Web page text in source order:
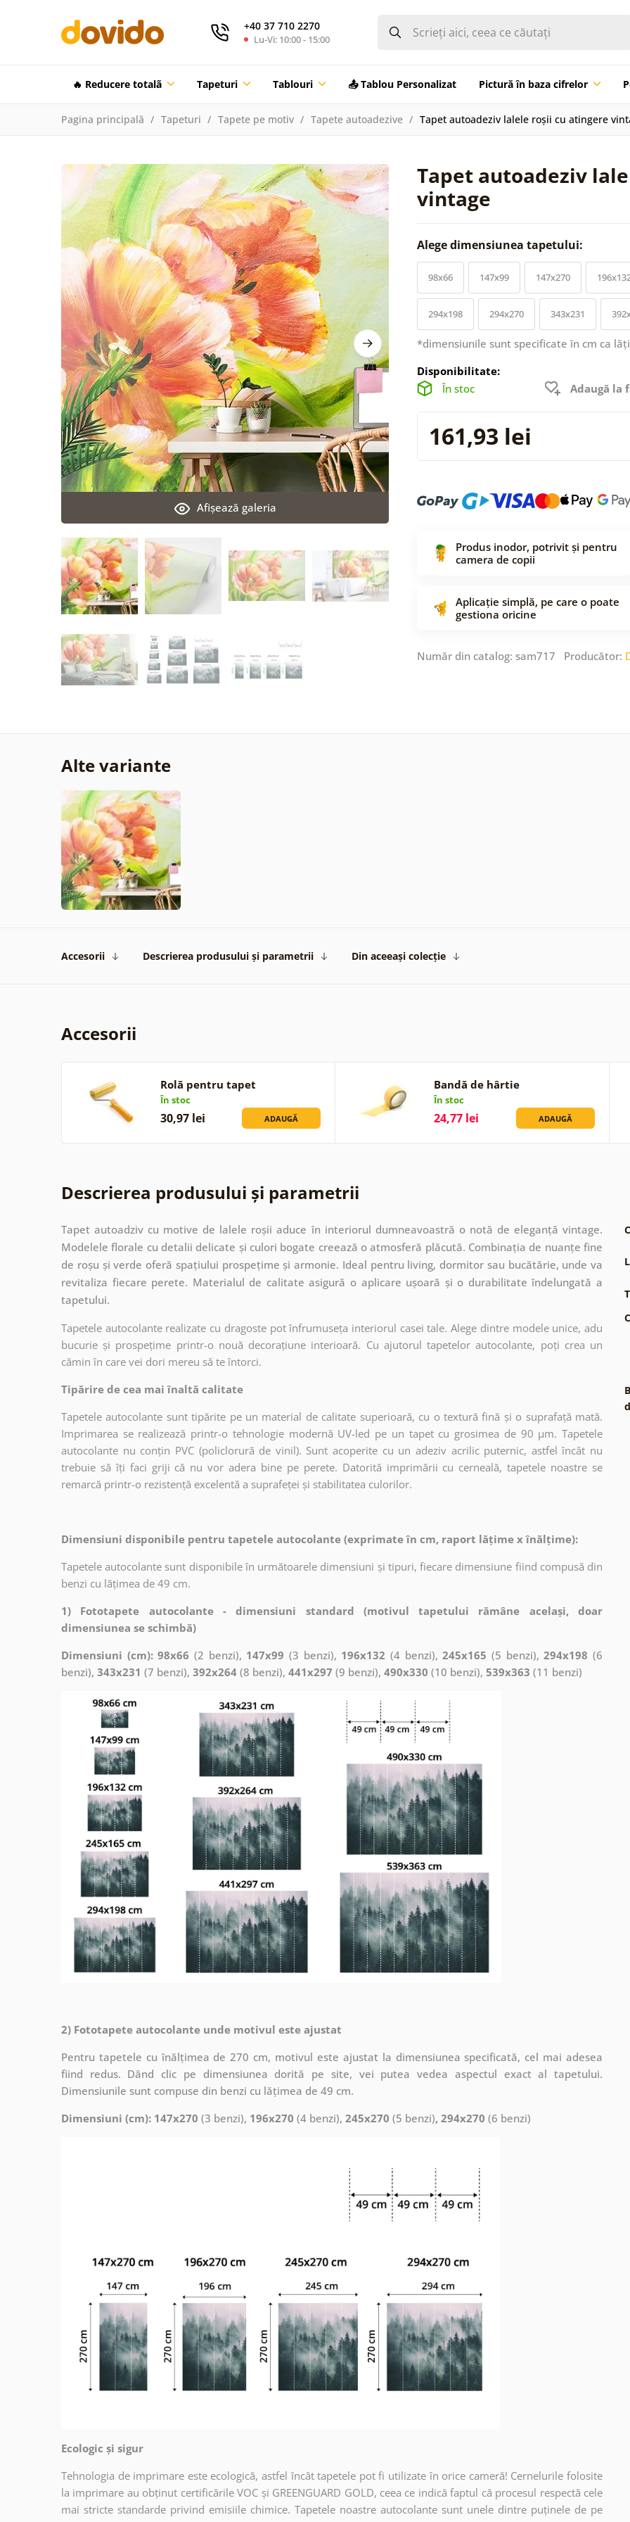
+40 37 710 2270
Lu-Vi: 10:00 - 15:00
🔥 Reducere totalã Tapeturi Tablouri 📤 Tablou Personalizat Pictură în baza cifrelor
Pagina principală Tapeturi Tapete pe motiv Tapete autoadezive Tapet autoadeziv lalele roșii cu atingere
Tapet autoadeziv
vintage
Afişează galeria
Alege dimensiunea tapetului:
98x66 147x99 147x270
294x198 294x270 343x231
*dimensiunile sunt specificate în cm ca
Disponibilitate:
În stoc
Adaugă la
161,93 lei
Produs inodor, potrivit și pentru
camera de copii
Aplicație simplă, pe care o poate
gestiona oricine
Număr din catalog: sam717 Producător:
Alte variante
Accesorii Descrierea produsului și parametrii Din aceeași colecție
Accesorii
Rolă pentru tapet
În stoc
30,97 lei ADAUGĂ
Bandă de hârtie
În stoc
24,77 lei ADAUGĂ
Descrierea produsului și parametrii
Tapet autoadziv cu motive de lalele roșii aduce în interiorul dumneavoastră o notă de eleganță vintage.
Modelele florale cu detalii delicate și culori bogate creează o atmosferă plăcută. Combinația de nuanțe fine
de roșu și verde oferă spațiului prospețime și armonie. Ideal pentru living, dormitor sau bucătărie, unde va
revitaliza fiecare perete. Materialul de calitate asigură o aplicare ușoară și o durabilitate îndelungată a
tapetului.
Tapetele autocolante realizate cu dragoste pot înfrumuseța interiorul casei tale. Alege dintre modele unice, adu
bucurie și prospețime printr-o nouă decorațiune interioară. Cu ajutorul tapetelor autocolante, poți crea un
cămin în care vei dori mereu să te întorci.
Tipărire de cea mai înaltă calitate
Tapetele autocolante sunt tipărite pe un material de calitate superioară, cu o textură fină și o suprafață mată.
Imprimarea se realizează printr-o tehnologie modernă UV-led pe un tapet cu grosimea de 90 µm. Tapetele
autocolante nu conțin PVC (policlorură de vinil). Sunt acoperite cu un adeziv acrilic puternic, astfel încât nu
trebuie să îți faci griji că nu vor adera bine pe perete. Datorită imprimării cu cerneală, tapetele noastre se
remarcă printr-o rezistență excelentă a suprafeței și stabilitatea culorilor.
Dimensiuni disponibile pentru tapetele autocolante (exprimate în cm, raport lățime x înălțime):
Tapetele autocolante sunt disponibile în următoarele dimensiuni și tipuri, fiecare dimensiune fiind compusă din
benzi cu lățimea de 49 cm.
1) Fototapete autocolante - dimensiuni standard (motivul tapetului rămâne același, doar
dimensiunea se schimbă)
Dimensiuni (cm): 98x66 (2 benzi), 147x99 (3 benzi), 196x132 (4 benzi),245x165 (5 benzi),294x198 (6
benzi), 343x231 (7 benzi), 392x264 (8 benzi), 441x297 (9 benzi), 490x330 (10 benzi), 539x363 (11 benzi)
2) Fototapete autocolante unde motivul este ajustat
Pentru tapetele cu înălțimea de 270 cm, motivul este ajustat la dimensiunea specificată, cel mai adesea
fiind redus. Dând clic pe dimensiunea dorită pe site, vei putea vedea aspectul exact al tapetului.
Dimensiunile sunt compuse din benzi cu lățimea de 49 cm.
Dimensiuni (cm): 147x270 (3 benzi), 196x270 (4 benzi), 245x270 (5 benzi), 294x270 (6 benzi)
Ecologic și sigur
Tehnologia de imprimare este ecologică, astfel încât tapetele pot fi utilizate în orice cameră! Cernelurile folosite
la imprimare au obținut certificările VOC și GREENGUARD GOLD, ceea ce indică faptul că procesul respectă cele
mai stricte standarde privind emisiile chimice. Tapetele noastre autocolante sunt unele dintre puținele de pe